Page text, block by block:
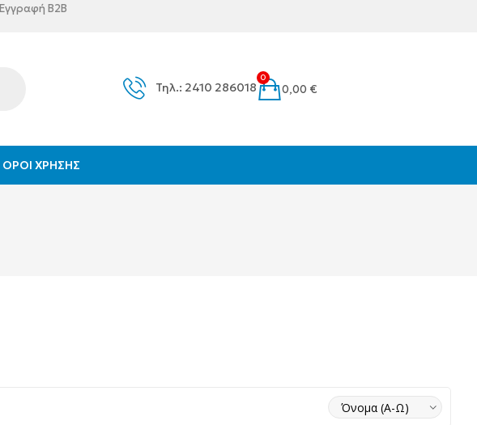
Εγγραφή B2B
Τηλ.: 2410 286018 0,00 €
0
ΌΡΟΙ ΧΡΉΣΗΣ